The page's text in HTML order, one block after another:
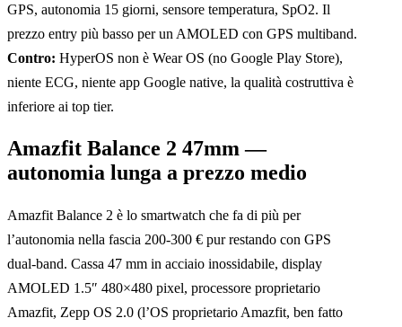
GPS, autonomia 15 giorni, sensore temperatura, SpO2. Il
prezzo entry più basso per un AMOLED con GPS multiband.
Contro: HyperOS non è Wear OS (no Google Play Store),
niente ECG, niente app Google native, la qualità costruttiva è
inferiore ai top tier.
Amazfit Balance 2 47mm —
autonomia lunga a prezzo medio
Amazfit Balance 2 è lo smartwatch che fa di più per
l’autonomia nella fascia 200-300 € pur restando con GPS
dual-band. Cassa 47 mm in acciaio inossidabile, display
AMOLED 1.5″ 480×480 pixel, processore proprietario
Amazfit, Zepp OS 2.0 (l’OS proprietario Amazfit, ben fatto